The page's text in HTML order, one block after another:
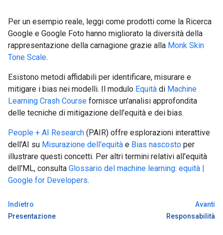
Per un esempio reale, leggi come prodotti come la Ricerca
Google e Google Foto hanno migliorato la diversità della
rappresentazione della carnagione grazie alla Monk Skin
Tone Scale.
Esistono metodi affidabili per identificare, misurare e
mitigare i bias nei modelli. Il modulo Equità di Machine
Learning Crash Course fornisce un'analisi approfondita
delle tecniche di mitigazione dell'equità e dei bias.
People + AI Research (PAIR) offre esplorazioni interattive
dell'AI su Misurazione dell'equità e Bias nascosto per
illustrare questi concetti. Per altri termini relativi all'equità
dell'ML, consulta Glossario del machine learning: equità |
Google for Developers.
Indietro
Presentazione
Avanti
Responsabilità